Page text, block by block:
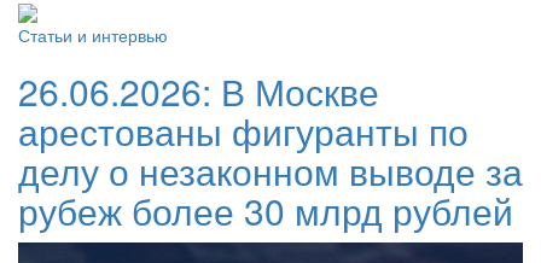
Статьи и интервью
26.06.2026: В Москве
арестованы фигуранты по
делу о незаконном выводе за
рубеж более 30 млрд рублей